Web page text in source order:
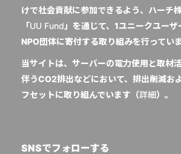
けで社会貢献に参加できるよう、ハーチ
「UU Fund 」を通じて、1ユニークユー
NPO団体に寄付する取り組みを行っていま
当サイトは、サーバーの電力使用と取材
伴うCO2排出などにおいて、排出削減お
フセットに取り組んでいます（詳細）。
SNSでフォローする